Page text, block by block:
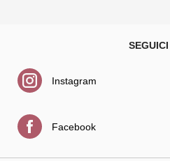
Instagram
Facebook